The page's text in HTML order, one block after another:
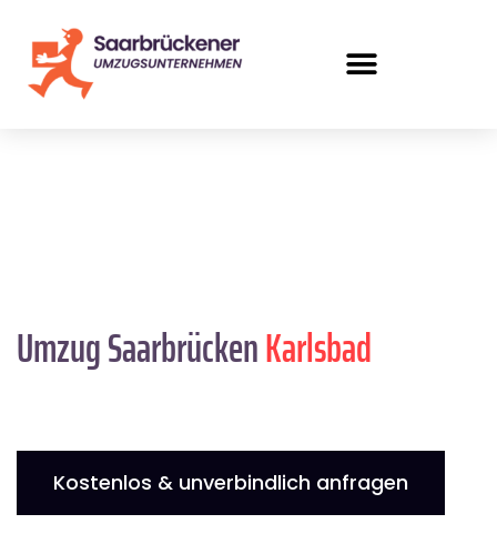
Umzug SaarbrückenKarlsbad
Kostenlos & unverbindlich anfragen